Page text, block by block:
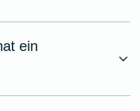
ein